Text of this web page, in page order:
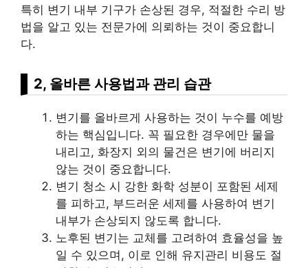
특히 변기 내부 기구가 손상된 경우, 적절한 수리 방
법을 알고 있는 전문가에 의뢰하는 것이 중요합니
다.
2, 올바른 사용법과 관리 습관
변기를 올바르게 사용하는 것이 누수를 예방
하는 핵심입니다. 꼭 필요한 경우에만 물을
내리고, 화장지 외의 물건은 변기에 버리지
않는 것이 중요합니다.
변기 청소 시 강한 화학 성분이 포함된 세제
를 피하고, 부드러운 세제를 사용하여 변기
내부가 손상되지 않도록 합니다.
노후된 변기는 교체를 고려하여 효율성을 높
일 수 있으며, 이로 인해 유지관리 비용도 절